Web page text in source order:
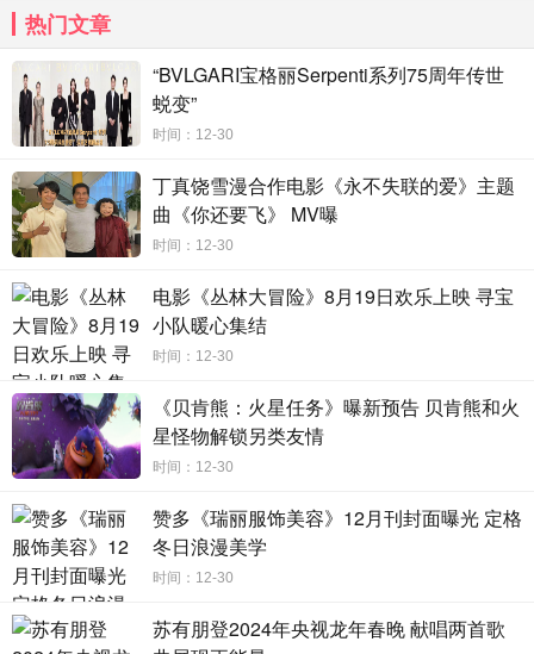
热门文章
“BVLGARI宝格丽Serpenti系列75周年传世
蜕变”
时间：12-30
丁真饶雪漫合作电影《永不失联的爱》主题
曲《你还要飞》 MV曝
时间：12-30
电影《丛林大冒险》8月19日欢乐上映 寻宝
小队暖心集结
时间：12-30
《贝肯熊：火星任务》曝新预告 贝肯熊和火
星怪物解锁另类友情
时间：12-30
赞多《瑞丽服饰美容》12月刊封面曝光 定格
冬日浪漫美学
时间：12-30
苏有朋登2024年央视龙年春晚 献唱两首歌